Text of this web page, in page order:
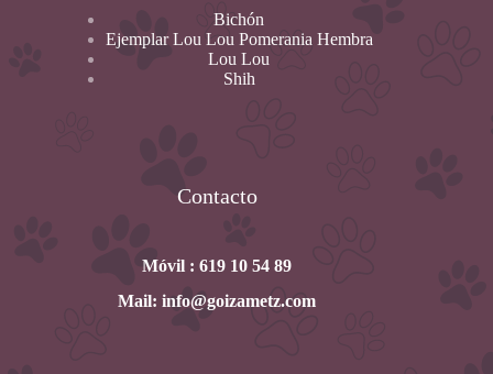
Bichón
Ejemplar Lou Lou Pomerania Hembra
Lou Lou
Shih
Contacto
Móvil : 619 10 54 89
Mail: info@goizametz.com